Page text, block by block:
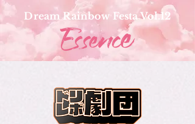
Dream Rainbow Festa Vol.12